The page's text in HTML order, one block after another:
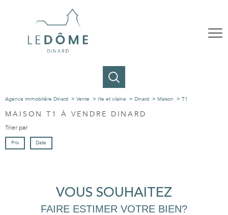
Agence immobilière Dinard Vente Ille et vilaine Dinard Maison T1
MAISON T1 À VENDRE DINARD
Trier par
Prix Date
VOUS SOUHAITEZ
FAIRE ESTIMER VOTRE BIEN?